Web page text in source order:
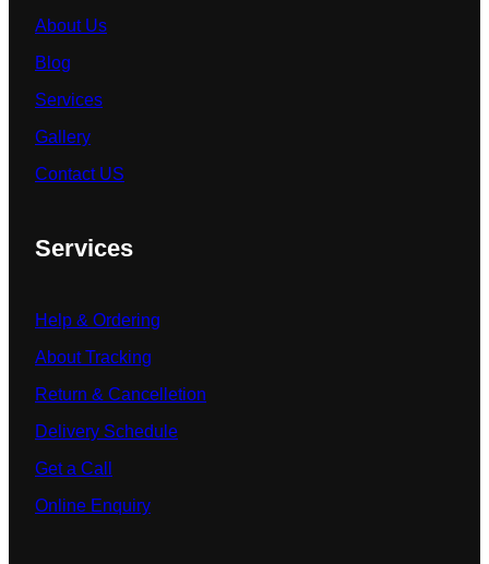
About Us
Blog
Services
Gallery
Contact US
Services
Help & Ordering
About Tracking
Return & Cancelletion
Delivery Schedule
Get a Call
Online Enquiry